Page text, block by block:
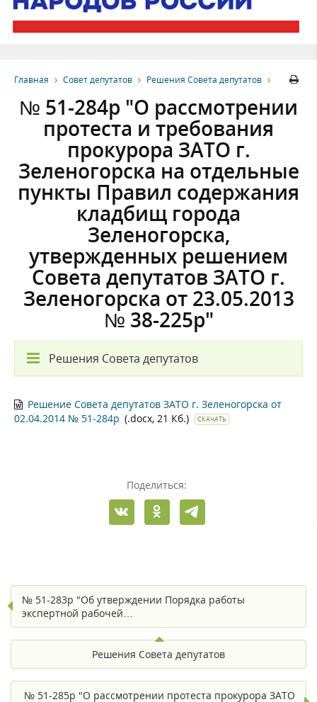
Главная Совет депутатов Решения Совета депутатов
№ 51-284р "О рассмотрении
протеста и требования
прокурора ЗАТО г.
Зеленогорска на отдельные
пункты Правил содержания
кладбищ города
Зеленогорска,
утвержденных решением
Совета депутатов ЗАТО г.
Зеленогорска от 23.05.2013
№ 38-225р"
Решения Совета депутатов
Решение Совета депутатов ЗАТО г. Зеленогорска от
02.04.2014 № 51-284р (.docx, 21 Кб.) СКАЧАТЬ
Поделиться:
№ 51-283р "Об утверждении Порядка работы
экспертной рабочей…
Решения Совета депутатов
№ 51-285р "О рассмотрении протеста прокурора ЗАТО